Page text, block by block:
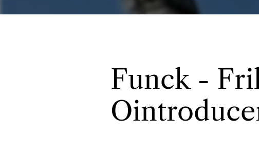
Funck -